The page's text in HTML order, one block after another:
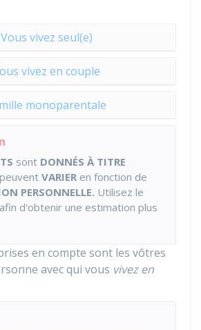
Vous vivez seul(e)
vivez en couple
monoparentale
sont DONNÉS À TITRE
VARIER en fonction de
PERSONNELLE. Utilisez le
afin d'obtenir une estimation plus
en compte sont les vôtres
avec qui vous vivez en